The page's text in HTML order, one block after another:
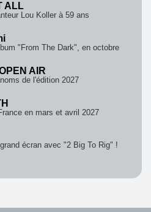
ALL
Lou Koller à 59 ans
"From The Dark", en octobre
AIR
de l'édition 2027
en mars et avril 2027
écran avec "2 Big To Rig" !